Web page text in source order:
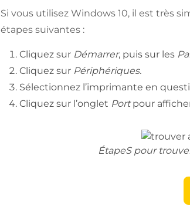
Si vous utilisez Windows 10, il est très
étapes suivantes :
Cliquez sur Démarrer, puis sur les
Cliquez sur Périphériques.
Sélectionnez l’imprimante en
Cliquez sur l’onglet Portpour
ÉtapeS pour